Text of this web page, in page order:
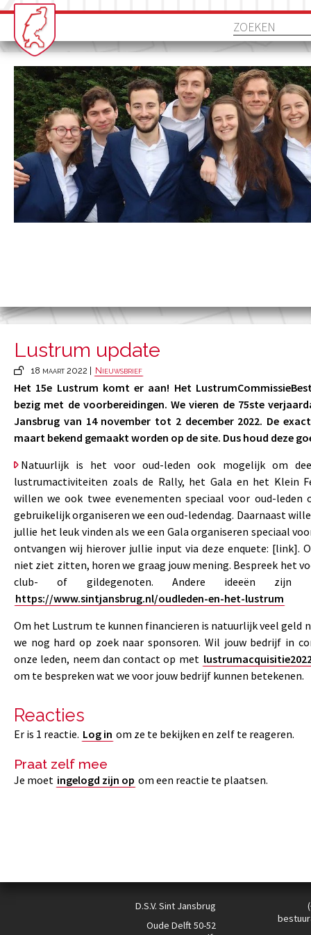
Lustrum update
18 maart 2022 | Nieuwsbrief
Het 15e Lustrum komt er aan! Het
bezig met de voorbereidingen. We vieren de 75ste
Jansbrug van 14 november tot 2 december 2022. De
maart bekend gemaakt worden op de site. Dus houd deze
Natuurlijk is het voor oud-leden ook mogelijk om
lustrumactiviteiten zoals de Rally, het Gala en het Klein
willen we ook twee evenementen speciaal voor oud-leden
gebruikelijk organiseren we een oud-ledendag. Daarnaast
jullie het leuk vinden als we een Gala organiseren speciaal
ontvangen wij hierover jullie input via deze enquete: [link].
niet ziet zitten, horen we graag jouw mening. Bespreek het
club- of gildegenoten. Andere ideeën zijn
https://www.sintjansbrug.nl/oudleden-en-het-lustrum
Om het Lustrum te kunnen financieren is natuurlijk veel geld
we nog hard op zoek naar sponsoren. Wil jouw bedrijf in
onze leden, neem dan contact op met
om te bespreken wat we voor jouw bedrijf kunnen betekenen.
Reacties
Er is 1 reactie. Log in om ze te bekijken en zelf te reageren.
Praat zelf mee
Je moet ingelogd zijn op om een reactie te plaatsen.
D.S.V. Sint Jansbrug
Oude Delft 50-52